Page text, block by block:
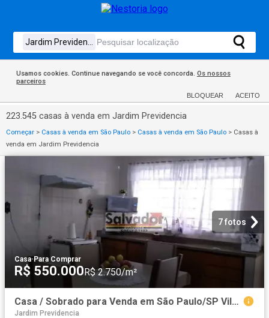
Usamos cookies. Continue navegando se você concorda. Os nossos
parceiros
BLOQUEAR ACEITO
223.545 casas à venda em Jardim Previdencia
Começar > Casas à venda em São Paulo > Casas à venda em São Paulo > Casas à
venda em Jardim Previdencia
7 fotos
Casa· Para Comprar
R$ 550.000R$ 2.750/m²
Casa / Sobrado para Venda em São Paulo/SP Vila Brasilina 2 Quartos
Jardim Previdencia